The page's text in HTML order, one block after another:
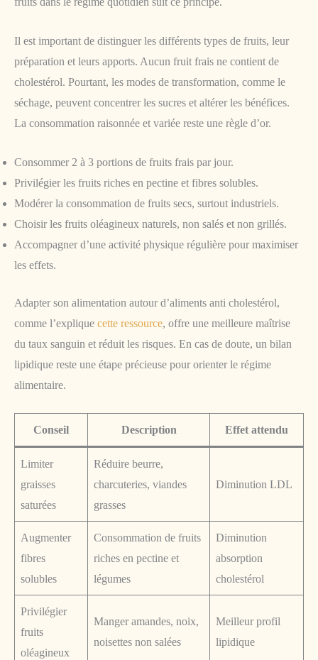
Il est important de distinguer les différents types de fruits, leur
préparation et leurs apports. Aucun fruit frais ne contient de
cholestérol. Pourtant, les modes de transformation, comme le
séchage, peuvent concentrer les sucres et altérer les bénéfices.
La consommation raisonnée et variée reste une règle d’or.
Consommer 2 à 3 portions de fruits frais par jour.
Privilégier les fruits riches en pectine et fibres solubles.
Modérer la consommation de fruits secs, surtout industriels.
Choisir les fruits oléagineux naturels, non salés et non grillés.
Accompagner d’une activité physique régulière pour maximiser
les effets.
Adapter son alimentation autour d’aliments anti cholestérol,
comme l’explique cette ressource, offre une meilleure maîtrise
du taux sanguin et réduit les risques. En cas de doute, un bilan
lipidique reste une étape précieuse pour orienter le régime
alimentaire.
Conseil Description Effet attendu
Limiter
graisses
saturées
Réduire beurre,
charcuteries, viandes
grasses
Diminution LDL
Augmenter
fibres
solubles
Consommation de fruits
riches en pectine et
légumes
Diminution
absorption
cholestérol
Privilégier
fruits
oléagineux
Manger amandes, noix,
noisettes non salées
Meilleur profil
lipidique